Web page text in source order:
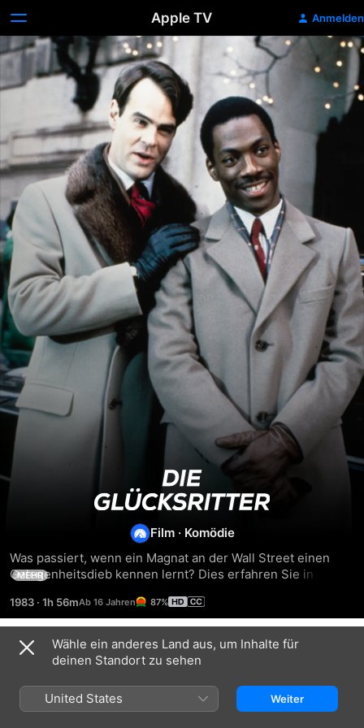
Apple TV Anmelden
Die
Glücksritter
Film · Komödie
Was passiert, wenn ein Magnat an der Wall Street einen
Gelegenheitsdieb kennen lernt? Dies erfahren Sie in dem
Murphy und Jamie Lee Curtis – zum Durchbruch ihrer
Karriere verholfen hat. Regisseur John Landis erzählt die
Story eines heruntergekommenen Trickbetrügers, der mit
einem wohlhabenden Investor (Dan Aykroyd) die Rollen
einflussreiche Börsenmakler (Don Ameche und Ralph
Bellamy) das Rad zum Drehen - und schon ist der
MEHR
1983 · 1h 56m 87%
Trailer
Wähle ein anderes Land aus, um Inhalte für
deinen Standort zu sehen
United States Weiter